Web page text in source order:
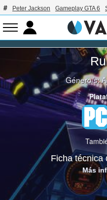
Peter Jackson Gameplay GTA 6
Género/s:
Ficha
Más